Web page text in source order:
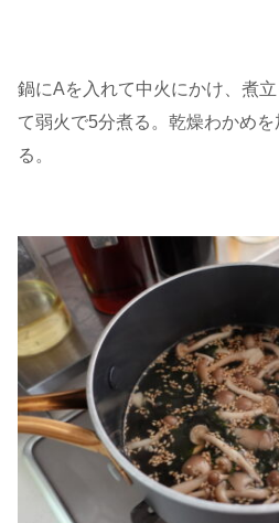
鍋にAを入れて中火にかけ、煮
て弱火で5分煮る。乾燥わかめ
る。